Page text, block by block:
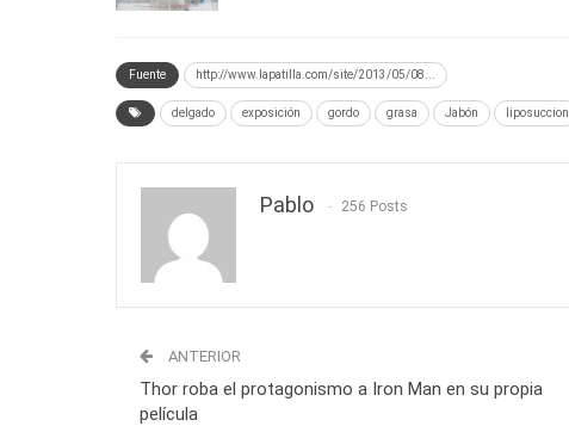
Fuente http://www.lapatilla.com/site/2013/05/08...
delgado exposición gordo grasa Jabón liposuccion
Pablo 256 Posts
ANTERIOR
Thor roba el protagonismo a Iron Man en su propia
película